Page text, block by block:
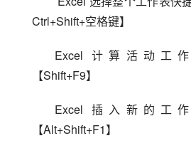
Ctrl+Shift+空格键】
Excel 计算活动工
【Shift+F9】
Excel 插入新的工
【Alt+Shift+F1】